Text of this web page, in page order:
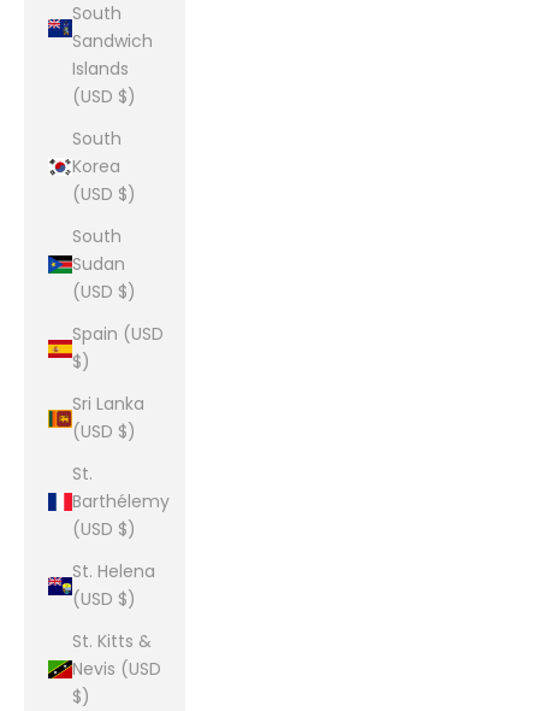
South
Sandwich
Islands
(USD $)
South
Korea
(USD $)
South
Sudan
(USD $)
Spain (USD
$)
Sri Lanka
(USD $)
St.
Barthélemy
(USD $)
St. Helena
(USD $)
St. Kitts &
Nevis (USD
$)